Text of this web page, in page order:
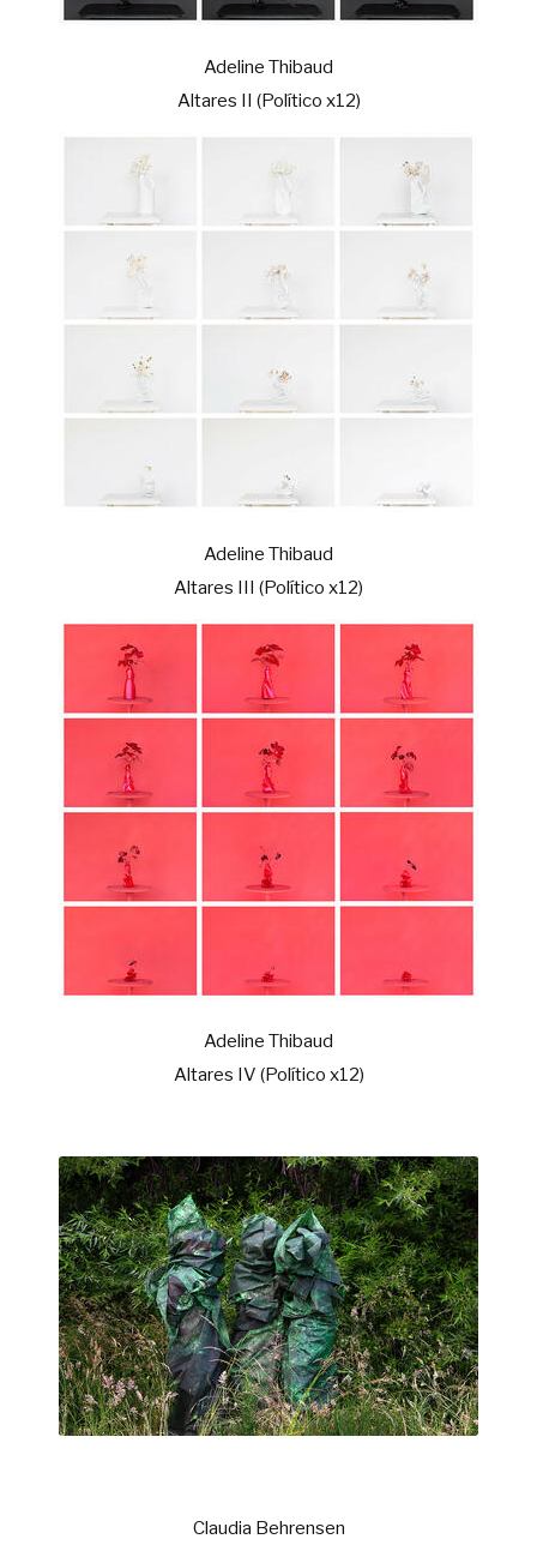
Adeline Thibaud
Altares II (Político x12)
Adeline Thibaud
Altares III (Político x12)
Adeline Thibaud
Altares IV (Político x12)
Claudia Behrensen